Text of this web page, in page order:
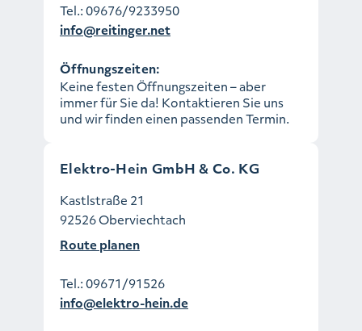
Tel.:09676/9233950
info@reitinger.net
Öffnungszeiten:
Keine festen Öffnungszeiten – aber
immer für Sie da! Kontaktieren Sie uns
und wir finden einen passenden Termin.
Elektro-Hein GmbH & Co. KG
Kastlstraße 21
92526 Oberviechtach
Route planen
Tel.:09671/91526
info@elektro-hein.de